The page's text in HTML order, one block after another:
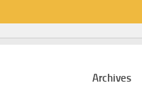
Archives